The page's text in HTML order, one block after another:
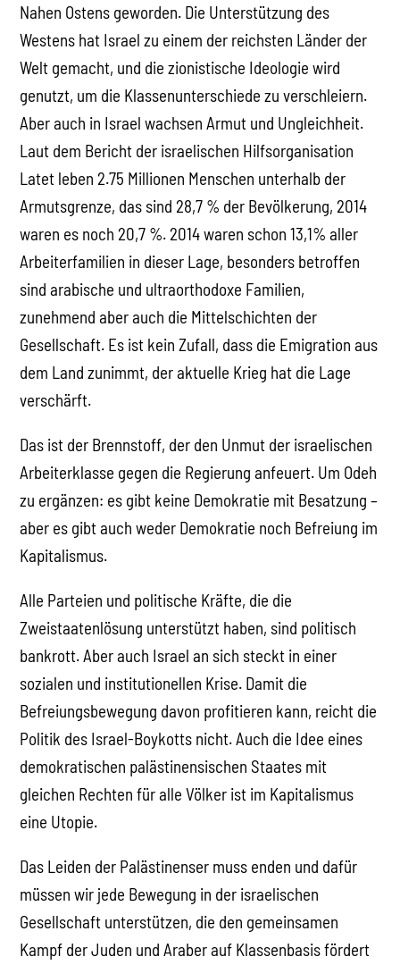
Nahen Ostens geworden. Die Unterstützung des
Westens hat Israel zu einem der reichsten Länder der
Welt gemacht, und die zionistische Ideologie wird
genutzt, um die Klassenunterschiede zu verschleiern.
Aber auch in Israel wachsen Armut und Ungleichheit.
Laut dem Bericht der israelischen Hilfsorganisation
Latet leben 2.75 Millionen Menschen unterhalb der
Armutsgrenze, das sind 28,7 % der Bevölkerung, 2014
waren es noch 20,7 %. 2014 waren schon 13,1% aller
Arbeiterfamilien in dieser Lage, besonders betroffen
sind arabische und ultraorthodoxe Familien,
zunehmend aber auch die Mittelschichten der
Gesellschaft. Es ist kein Zufall, dass die Emigration aus
dem Land zunimmt, der aktuelle Krieg hat die Lage
verschärft.
Das ist der Brennstoff, der den Unmut der israelischen
Arbeiterklasse gegen die Regierung anfeuert. Um Odeh
zu ergänzen: es gibt keine Demokratie mit Besatzung –
aber es gibt auch weder Demokratie noch Befreiung im
Kapitalismus.
Alle Parteien und politische Kräfte, die die
Zweistaatenlösung unterstützt haben, sind politisch
bankrott. Aber auch Israel an sich steckt in einer
sozialen und institutionellen Krise. Damit die
Befreiungsbewegung davon profitieren kann, reicht die
Politik des Israel-Boykotts nicht. Auch die Idee eines
demokratischen palästinensischen Staates mit
gleichen Rechten für alle Völker ist im Kapitalismus
eine Utopie.
Das Leiden der Palästinenser muss enden und dafür
müssen wir jede Bewegung in der israelischen
Gesellschaft unterstützen, die den gemeinsamen
Kampf der Juden und Araber auf Klassenbasis fördert